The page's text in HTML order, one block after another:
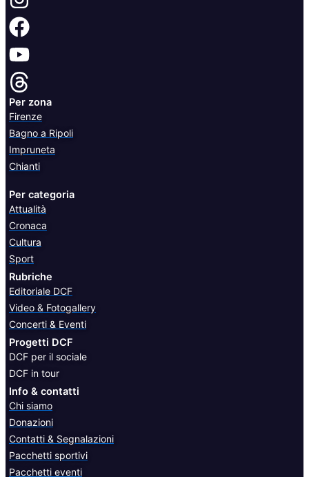
Per zona
Firenze
Bagno a Ripoli
Impruneta
Chianti
Per categoria
Attualità
Cronaca
Cultura
Sport
Rubriche
Editoriale DCF
Video & Fotogallery
Concerti & Eventi
Progetti DCF
DCF per il sociale
DCF in tour
Info & contatti
Chi siamo
Donazioni
Contatti & Segnalazioni
Pacchetti sportivi
Pacchetti eventi